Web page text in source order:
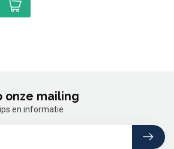
onze mailing
en informatie